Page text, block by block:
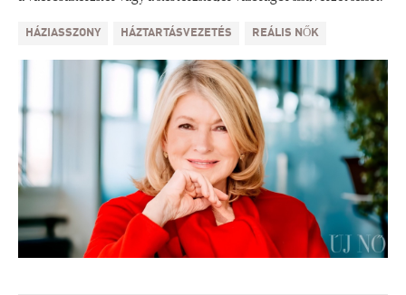
HÁZIASSZONY HÁZTARTÁSVEZETÉS REÁLIS NŐK